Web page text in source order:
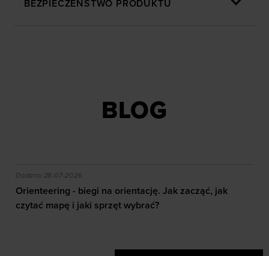
BEZPIECZEŃSTWO PRODUKTU
BLOG
efekty daje trening?
Orienteering - biegi na orientację. Jak zacząć, jak
Dodano:28-07-2026
Orienteering - biegi na orientację. Jak zacząć, jak
czytać mapę i jaki sprzęt wybrać?